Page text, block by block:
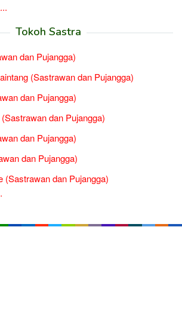
Tokoh Sastra
dan Pujangga)
(Sastrawan dan Pujangga)
dan Pujangga)
dan Pujangga)
dan Pujangga)
dan Pujangga)
(Sastrawan dan Pujangga)